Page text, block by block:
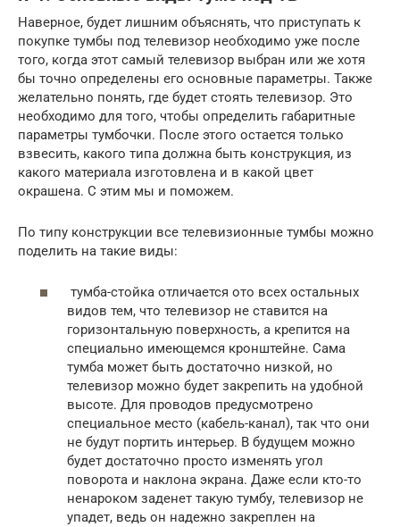
Наверное, будет лишним объяснять, что приступать к
покупке тумбы под телевизор необходимо уже после
того, когда этот самый телевизор выбран или же хотя
бы точно определены его основные параметры. Также
желательно понять, где будет стоять телевизор. Это
необходимо для того, чтобы определить габаритные
параметры тумбочки. После этого остается только
взвесить, какого типа должна быть конструкция, из
какого материала изготовлена и в какой цвет
окрашена. С этим мы и поможем.
По типу конструкции все телевизионные тумбы можно
поделить на такие виды:
тумба-стойка отличается ото всех остальных
видов тем, что телевизор не ставится на
горизонтальную поверхность, а крепится на
специально имеющемся кронштейне. Сама
тумба может быть достаточно низкой, но
телевизор можно будет закрепить на удобной
высоте. Для проводов предусмотрено
специальное место (кабель-канал), так что они
не будут портить интерьер. В будущем можно
будет достаточно просто изменять угол
поворота и наклона экрана. Даже если кто-то
ненароком заденет такую тумбу, телевизор не
упадет, ведь он надежно закреплен на